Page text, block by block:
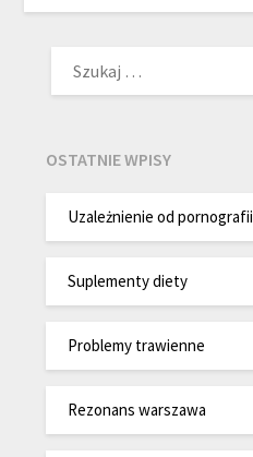
OSTATNIE WPISY
Uzależnienie od pornografii
Suplementy diety
Problemy trawienne
Rezonans warszawa